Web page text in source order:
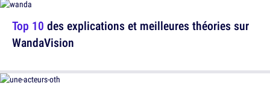
Top 10 des explications et meilleures théories sur
WandaVision